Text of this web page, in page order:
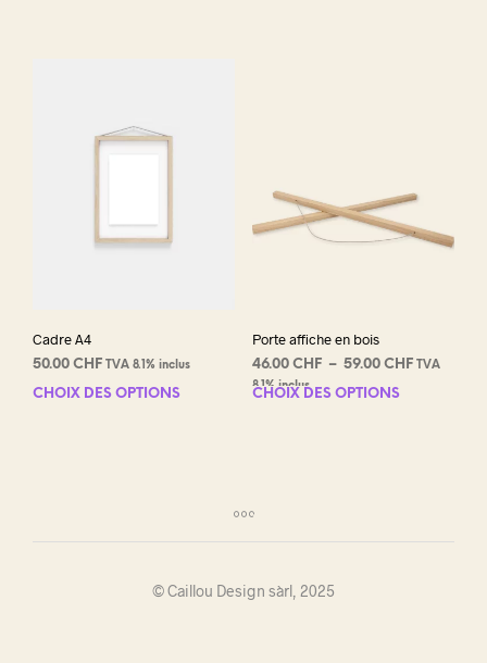
Cadre A4
50.00 CHF TVA 8.1% inclus
CHOIX DES OPTIONS
Ce
Les
choisies
Porte affiche en bois
46.00 CHF – 59.00 CHFPlage
TVA
8.1% inclus
CHOIX DES OPTIONS
© Caillou Design sàrl, 2025